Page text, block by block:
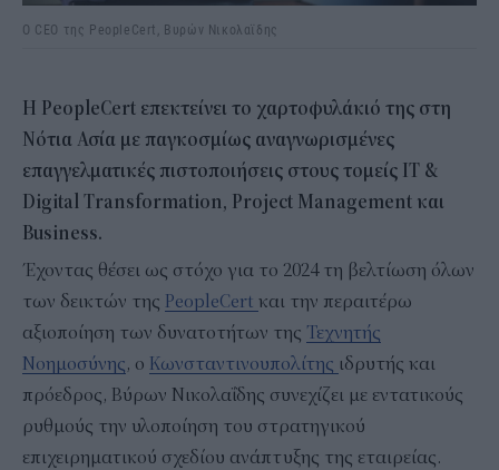
O CEO της PeopleCert, Βυρών Νικολαϊδης
H PeopleCert επεκτείνει το χαρτοφυλάκιό της στη
Νότια Ασία με παγκοσμίως αναγνωρισμένες
επαγγελματικές πιστοποιήσεις στους τομείς IT &
Digital Transformation, Project Management και
Business.
Έχοντας θέσει ως στόχο για το 2024 τη βελτίωση όλων
των δεικτών της PeopleCert και την περαιτέρω
αξιοποίηση των δυνατοτήτων της Τεχνητής
Νοημοσύνης, ο Κωνσταντινουπολίτης ιδρυτής και
πρόεδρος, Βύρων Νικολαΐδης συνεχίζει με εντατικούς
ρυθμούς την υλοποίηση του στρατηγικού
επιχειρηματικού σχεδίου ανάπτυξης της εταιρείας.